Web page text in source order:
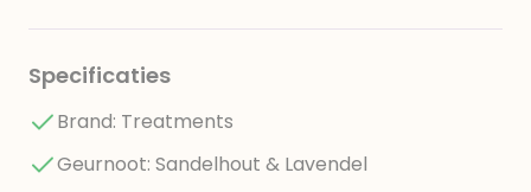
Specificaties
Brand: Treatments
Geurnoot: Sandelhout & Lavendel